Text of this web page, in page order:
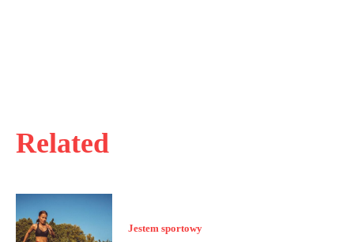
Related
Jestem sportowy